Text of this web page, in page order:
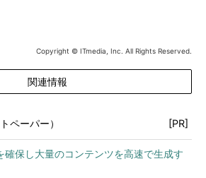
Copyright © ITmedia, Inc. All Rights Reserved.
関連情報
ペーパー） [PR]
確保し大量のコンテンツを高速で生成す